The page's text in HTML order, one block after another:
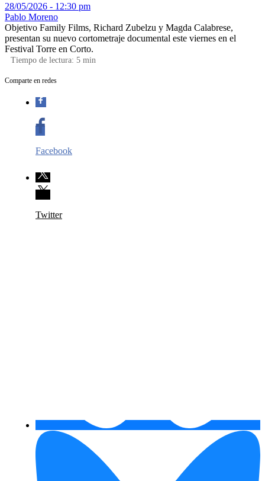
28/05/2026 - 12:30 pm
Pablo Moreno
Objetivo Family Films, Richard Zubelzu y Magda Calabrese,
presentan su nuevo cortometraje documental este viernes en el
Festival Torre en Corto.
Tiempo de lectura: 5 min
Comparte en redes
Facebook
Twitter